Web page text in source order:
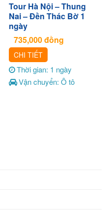
Tour Hà Nội – Thung
Nai – Đền Thác Bờ 1
ngày
735,000đồng
CHI TIẾT
Thời gian: 1 ngày
Vận chuyển: Ô tô